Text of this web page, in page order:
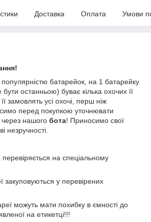
Доставка Оплата Умови
батарейок, на 1 батарейку
останньою) буває кілька охочих її
і її замовлять усі охочі, перш ніж
перед покупкою уточнювати
через нашого бота! Приносимо свої
незручності.
на спеціальному
закуповуються у перевірених
можуть мати похибку в ємності до
на етикетці!!!